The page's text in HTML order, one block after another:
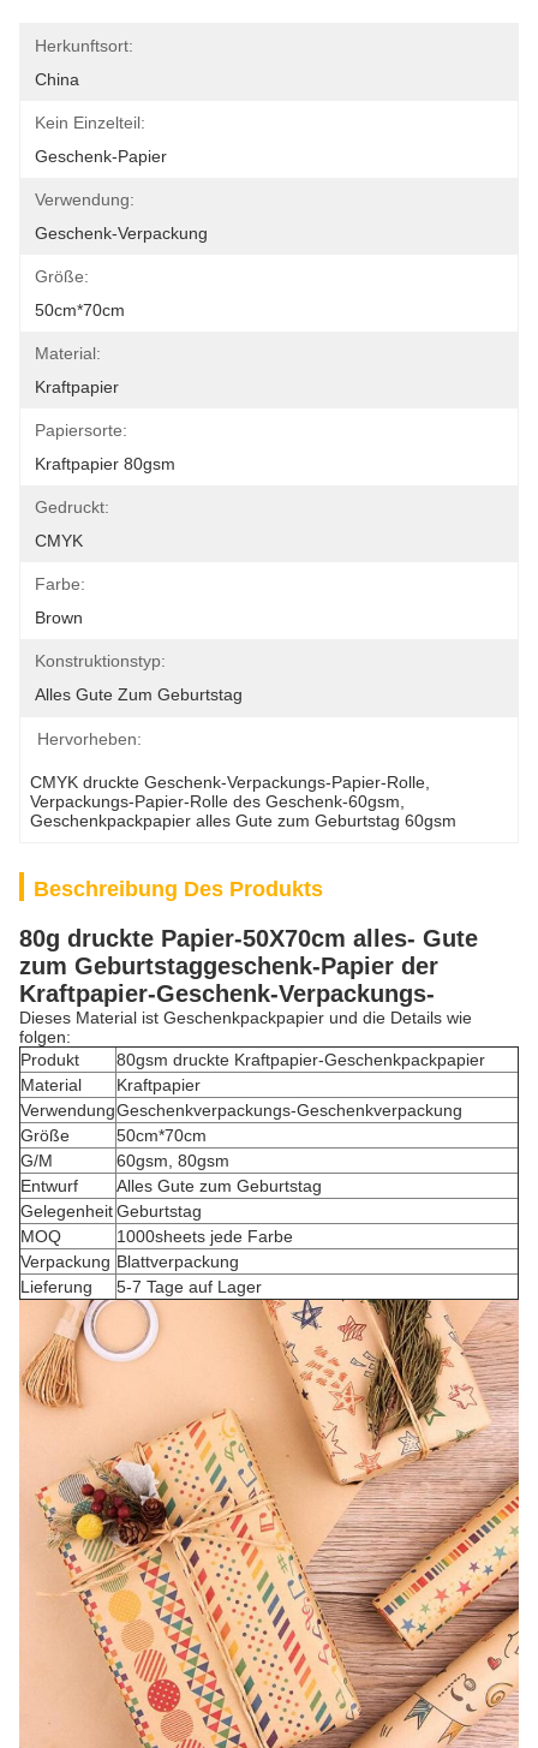
Herkunftsort:
China
Kein Einzelteil:
Geschenk-Papier
Verwendung:
Geschenk-Verpackung
Größe:
50cm*70cm
Material:
Kraftpapier
Papiersorte:
Kraftpapier 80gsm
Gedruckt:
CMYK
Farbe:
Brown
Konstruktionstyp:
Alles Gute Zum Geburtstag
Hervorheben:
CMYK druckte Geschenk-Verpackungs-Papier-Rolle
Verpackungs-Papier-Rolle des Geschenk-60gsm
Geschenkpackpapier alles Gute zum Geburtstag 60gsm
Beschreibung Des Produkts
80g druckte Papier-50X70cm alles- Gute
zum Geburtstaggeschenk-Papier der
Kraftpapier-Geschenk-Verpackungs-
Dieses Material ist Geschenkpackpapier und die Details wie
folgen:
Produkt
80gsm druckte Kraftpapier-Geschenkpackpapier
Material
Kraftpapier
VerwendungGeschenkverpackungs-Geschenkverpackung
Größe
50cm*70cm
G/M
60gsm, 80gsm
Entwurf
Alles Gute zum Geburtstag
GelegenheitGeburtstag
MOQ
1000sheets jede Farbe
Verpackung Blattverpackung
Lieferung
5-7 Tage auf Lager